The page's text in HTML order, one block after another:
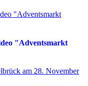
"Adventsmarkt